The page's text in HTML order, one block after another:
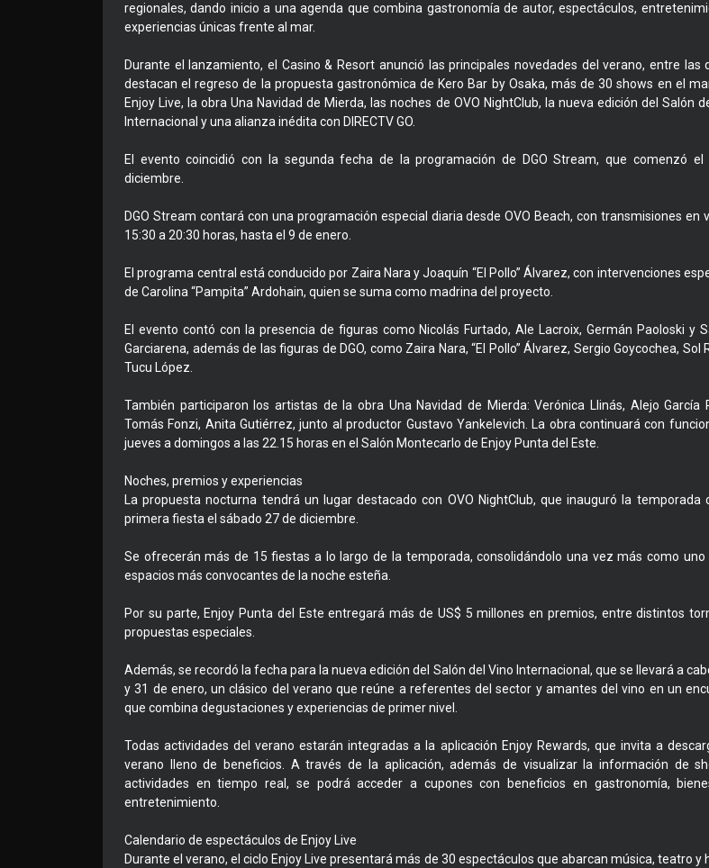
regionales, dando inicio a una agenda que combina gastronomía de autor, espectáculos,
experiencias únicas frente al mar.
Durante el lanzamiento, el Casino & Resort anunció las principales novedades del verano, entre las
destacan el regreso de la propuesta gastronómica de Kero Bar by Osaka, más de 30 shows en el
Enjoy Live, la obra Una Navidad de Mierda, las noches de OVO NightClub, la nueva edición del Salón
Internacional y una alianza inédita con DIRECTV GO.
El evento coincidió con la segunda fecha de la programación de DGO Stream, que comenzó el
diciembre.
DGO Stream contará con una programación especial diaria desde OVO Beach, con transmisiones en
15:30 a 20:30 horas, hasta el 9 de enero.
El programa central está conducido por Zaira Nara y Joaquín “El Pollo” Álvarez, con intervenciones
de Carolina “Pampita” Ardohain, quien se suma como madrina del proyecto.
El evento contó con la presencia de figuras como Nicolás Furtado, Ale Lacroix, Germán Paoloski y
Garciarena, además de las figuras de DGO, como Zaira Nara, “El Pollo” Álvarez, Sergio Goycochea, Sol
Tucu López.
También participaron los artistas de la obra Una Navidad de Mierda: Verónica Llinás, Alejo García
Tomás Fonzi, Anita Gutiérrez, junto al productor Gustavo Yankelevich. La obra continuará con
jueves a domingos a las 22.15 horas en el Salón Montecarlo de Enjoy Punta del Este.
Noches, premios y experiencias
La propuesta nocturna tendrá un lugar destacado con OVO NightClub, que inauguró la temporada
primera fiesta el sábado 27 de diciembre.
Se ofrecerán más de 15 fiestas a lo largo de la temporada, consolidándolo una vez más como uno
espacios más convocantes de la noche esteña.
Por su parte, Enjoy Punta del Este entregará más de US$ 5 millones en premios, entre distintos
propuestas especiales.
Además, se recordó la fecha para la nueva edición del Salón del Vino Internacional, que se llevará a
y 31 de enero, un clásico del verano que reúne a referentes del sector y amantes del vino en un
que combina degustaciones y experiencias de primer nivel.
Todas actividades del verano estarán integradas a la aplicación Enjoy Rewards, que invita a
verano lleno de beneficios. A través de la aplicación, además de visualizar la información de
actividades en tiempo real, se podrá acceder a cupones con beneficios en gastronomía,
entretenimiento.
Calendario de espectáculos de Enjoy Live
Durante el verano, el ciclo Enjoy Live presentará más de 30 espectáculos que abarcan música, teatro y